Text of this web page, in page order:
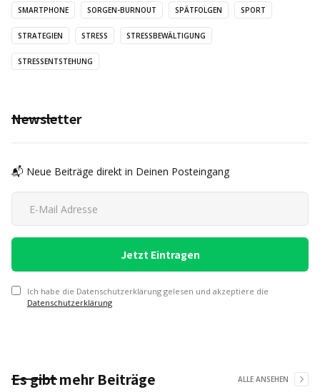
SMARTPHONE SORGEN-BURNOUT SPÄTFOLGEN SPORT
STRATEGIEN STRESS STRESSBEWÄLTIGUNG
STRESSENTSTEHUNG
Newsletter
📬 Neue Beiträge direkt in Deinen Posteingang
Ich habe die Datenschutzerklärung gelesen und akzeptiere die
Datenschutzerklärung
Es gibt mehr Beiträge ALLE ANSEHEN